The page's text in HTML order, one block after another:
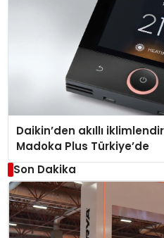
Daikin’den akıllı
Madoka Plus Türkiye’de
Son Dakika